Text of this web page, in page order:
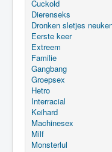
Cuckold
Dierenseks
Dronken sletjes
Eerste keer
Extreem
Familie
Gangbang
Groepsex
Hetro
Interracial
Keihard
Machinesex
Milf
Monsterlul